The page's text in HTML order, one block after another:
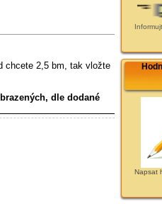
chcete 2,5 bm, tak vložte
dle dodané
Napsat